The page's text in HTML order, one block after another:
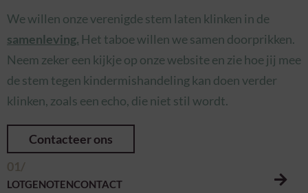
We willen onze verenigde stem laten klinken in de
samenleving. Het taboe willen we samen doorprikken.
Neem zeker een kijkje op onze website en zie hoe jij mee
de stem tegen kindermishandeling kan doen verder
klinken, zoals een echo, die niet stil wordt.
Contacteer ons
01/
LOTGENOTENCONTACT